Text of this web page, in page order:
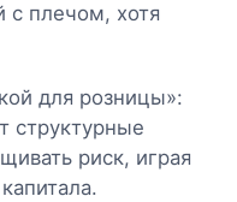
с плечом, хотя
для розницы»:
структурные
риск, играя